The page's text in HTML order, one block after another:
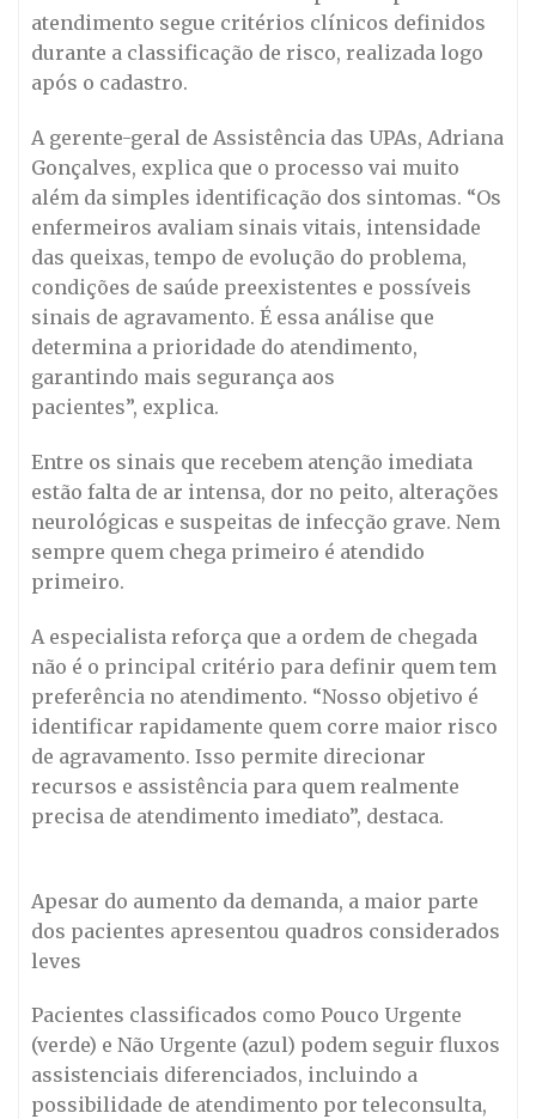
atendimento segue critérios clínicos definidos
durante a classificação de risco, realizada logo
após o cadastro.
A gerente-geral de Assistência das UPAs, Adriana
Gonçalves, explica que o processo vai muito
além da simples identificação dos sintomas. “Os
enfermeiros avaliam sinais vitais, intensidade
das queixas, tempo de evolução do problema,
condições de saúde preexistentes e possíveis
sinais de agravamento. É essa análise que
determina a prioridade do atendimento,
garantindo mais segurança aos
pacientes”, explica.
Entre os sinais que recebem atenção imediata
estão falta de ar intensa, dor no peito, alterações
neurológicas e suspeitas de infecção grave. Nem
sempre quem chega primeiro é atendido
primeiro.
A especialista reforça que a ordem de chegada
não é o principal critério para definir quem tem
preferência no atendimento. “Nosso objetivo é
identificar rapidamente quem corre maior risco
de agravamento. Isso permite direcionar
recursos e assistência para quem realmente
precisa de atendimento imediato”, destaca.
Apesar do aumento da demanda, a maior parte
dos pacientes apresentou quadros considerados
leves
Pacientes classificados como Pouco Urgente
(verde) e Não Urgente (azul) podem seguir fluxos
assistenciais diferenciados, incluindo a
possibilidade de atendimento por teleconsulta,